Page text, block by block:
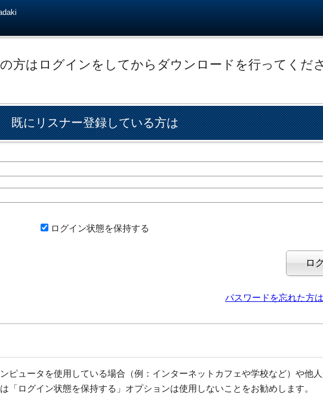
方はログインをしてからダウンロードを行ってくださ
既にリスナー登録している方は
ログイン状態を保持する
パスワードを忘れた方
ピュータを使用している場合（例：インターネットカフェや学校など）や他人
「ログイン状態を保持する」オプションは使用しないことをお勧めします。